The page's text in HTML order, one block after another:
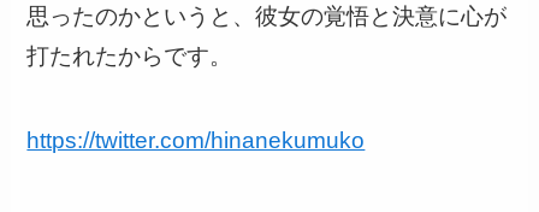
思ったのかというと、彼女の覚悟と決意に心が
打たれたからです。
https://twitter.com/hinanekumuko